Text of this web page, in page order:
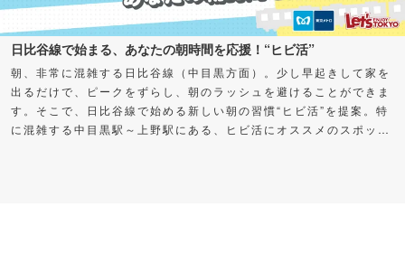
日比谷線で始まる、あなたの朝時間を応援！“ヒビ活”
朝、非常に混雑する日比谷線（中目黒方面）。少し早起きして家を
出るだけで、ピークをずらし、朝のラッシュを避けることができま
す。そこで、日比谷線で始める新しい朝の習慣“ヒビ活”を提案。特
に混雑する中目黒駅～上野駅にある、ヒビ活にオススメのスポット